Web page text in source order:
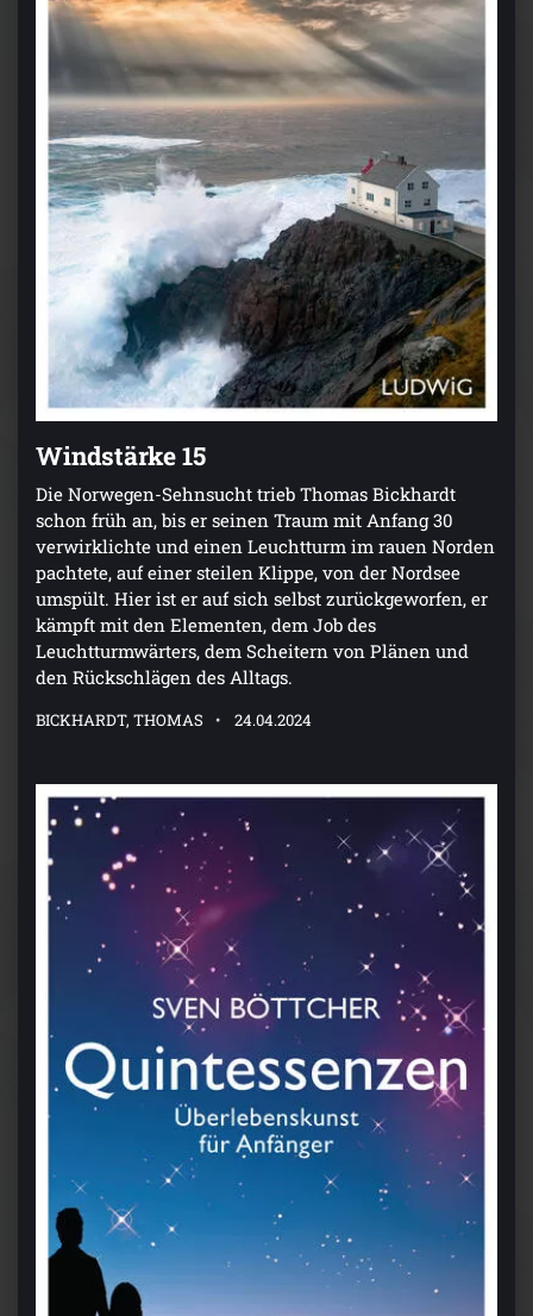
Windstärke 15
Die Norwegen-Sehnsucht trieb Thomas Bickhardt
schon früh an, bis er seinen Traum mit Anfang 30
verwirklichte und einen Leuchtturm im rauen Norden
pachtete, auf einer steilen Klippe, von der Nordsee
umspült. Hier ist er auf sich selbst zurückgeworfen, er
kämpft mit den Elementen, dem Job des
Leuchtturmwärters, dem Scheitern von Plänen und
den Rückschlägen des Alltags.
BICKHARDT, THOMAS 24.04.2024